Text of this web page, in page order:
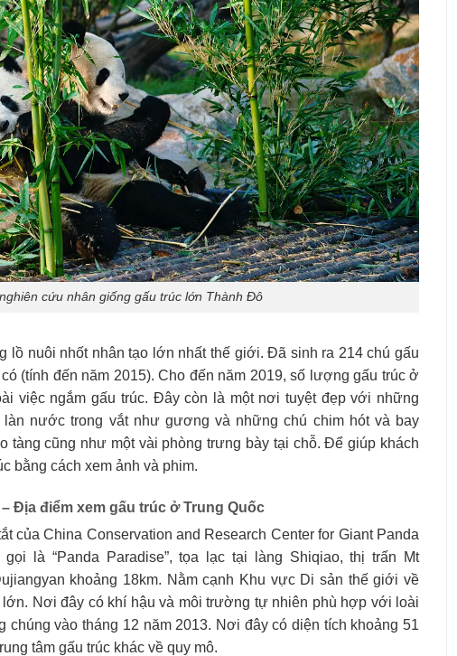
cứu nhân giống gấu trúc lớn Thành Đô
lồ nuôi nhốt nhân tạo lớn nhất thế giới. Đã sinh ra 214 chú gấu
(tính đến năm 2015). Cho đến năm 2019, số lượng gấu trúc ở
việc ngắm gấu trúc. Đây còn là một nơi tuyệt đẹp với những
nước trong vắt như gương và những chú chim hót và bay
tàng cũng như một vài phòng trưng bày tại chỗ. Để giúp khách
bằng cách xem ảnh và phim.
Địa điểm xem gấu trúc ở Trung Quốc
của China Conservation and Research Center for Giant Panda
là “Panda Paradise”, tọa lạc tại làng Shiqiao, thị trấn Mt
khoảng 18km. Nằm cạnh Khu vực Di sản thế giới về
lớn. Nơi đây có khí hậu và môi trường tự nhiên phù hợp với loài
chúng vào tháng 12 năm 2013. Nơi đây có diện tích khoảng 51
tâm gấu trúc khác về quy mô.